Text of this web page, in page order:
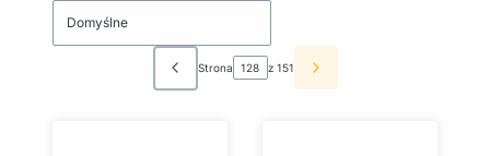
Domyślne
Poprzednie produkty
Strona z 151 Następne produkty